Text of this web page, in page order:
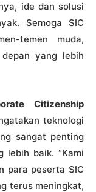
ide dan solusi
Semoga SIC
temen muda,
yang lebih
Citizenship
teknologi
sangat penting
lebih baik. “Kami
para peserta SIC
terus meningkat,